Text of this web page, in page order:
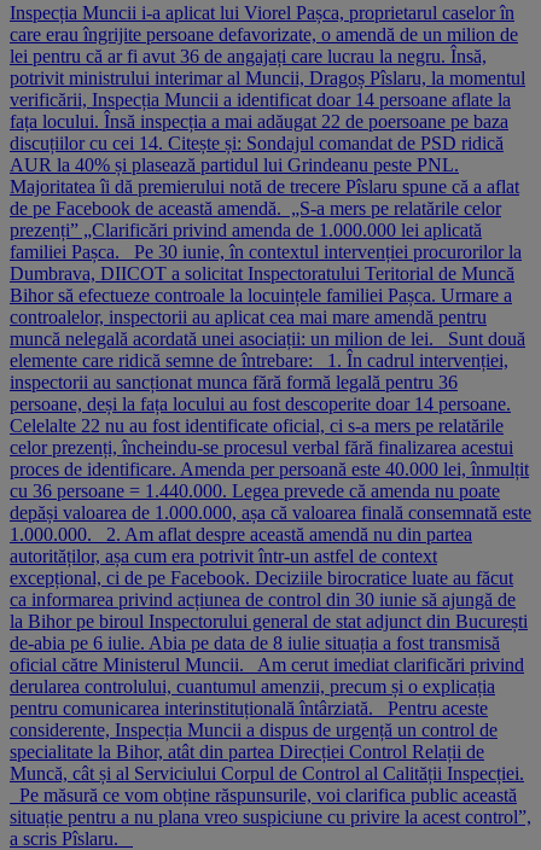
Inspecția Muncii i-a aplicat lui Viorel Pașca, proprietarul caselor în
care erau îngrijite persoane defavorizate, o amendă de un milion de
lei pentru că ar fi avut 36 de angajați care lucrau la negru. Însă,
potrivit ministrului interimar al Muncii, Dragoș Pîslaru, la momentul
verificării, Inspecția Muncii a identificat doar 14 persoane aflate la
fața locului. Însă inspecția a mai adăugat 22 de poersoane pe baza
discuțiilor cu cei 14. Citește și: Sondajul comandat de PSD ridică
AUR la 40% și plasează partidul lui Grindeanu peste PNL.
Majoritatea îi dă premierului notă de trecere Pîslaru spune că a aflat
de pe Facebook de această amendă. „S-a mers pe relatările celor
prezenți” „Clarificări privind amenda de 1.000.000 lei aplicată
familiei Pașca. Pe 30 iunie, în contextul intervenției procurorilor la
Dumbrava, DIICOT a solicitat Inspectoratului Teritorial de Muncă
Bihor să efectueze controale la locuințele familiei Pașca. Urmare a
controalelor, inspectorii au aplicat cea mai mare amendă pentru
muncă nelegală acordată unei asociații: un milion de lei. Sunt două
elemente care ridică semne de întrebare: 1. În cadrul intervenției,
inspectorii au sancționat munca fără formă legală pentru 36
persoane, deși la fața locului au fost descoperite doar 14 persoane.
Celelalte 22 nu au fost identificate oficial, ci s-a mers pe relatările
celor prezenți, încheindu-se procesul verbal fără finalizarea acestui
proces de identificare. Amenda per persoană este 40.000 lei, înmulțit
cu 36 persoane = 1.440.000. Legea prevede că amenda nu poate
depăși valoarea de 1.000.000, așa că valoarea finală consemnată este
1.000.000. 2. Am aflat despre această amendă nu din partea
autorităților, așa cum era potrivit într-un astfel de context
excepțional, ci de pe Facebook. Deciziile birocratice luate au făcut
ca informarea privind acțiunea de control din 30 iunie să ajungă de
la Bihor pe biroul Inspectorului general de stat adjunct din București
de-abia pe 6 iulie. Abia pe data de 8 iulie situația a fost transmisă
oficial către Ministerul Muncii. Am cerut imediat clarificări privind
derularea controlului, cuantumul amenzii, precum și o explicația
pentru comunicarea interinstituțională întârziată. Pentru aceste
considerente, Inspecția Muncii a dispus de urgență un control de
specialitate la Bihor, atât din partea Direcției Control Relații de
Muncă, cât și al Serviciului Corpul de Control al Calității Inspecției.
Pe măsură ce vom obține răspunsurile, voi clarifica public această
situație pentru a nu plana vreo suspiciune cu privire la acest control”,
a scris Pîslaru.